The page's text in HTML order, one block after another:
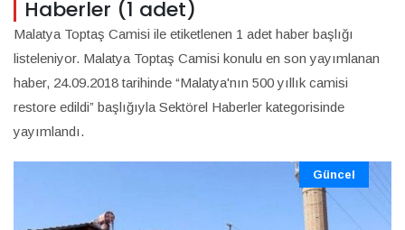
Haberler (1 adet)
Malatya Toptaş Camisi ile etiketlenen 1 adet haber başlığı
listeleniyor. Malatya Toptaş Camisi konulu en son yayımlanan
haber, 24.09.2018 tarihinde “Malatya'nın 500 yıllık camisi
restore edildi” başlığıyla Sektörel Haberler kategorisinde
yayımlandı.
Güncel